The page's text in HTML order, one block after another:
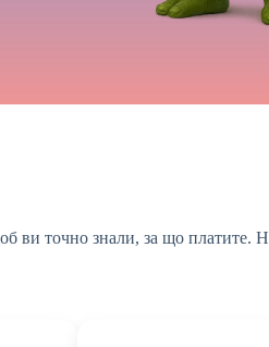
ви точно знали, за що платите.